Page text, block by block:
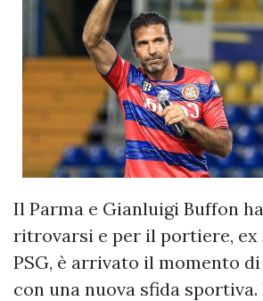
Il Parma e Gianluigi Buffon
ritrovarsi e per il portiere, ex
PSG, è arrivato il momento
con una nuova sfida